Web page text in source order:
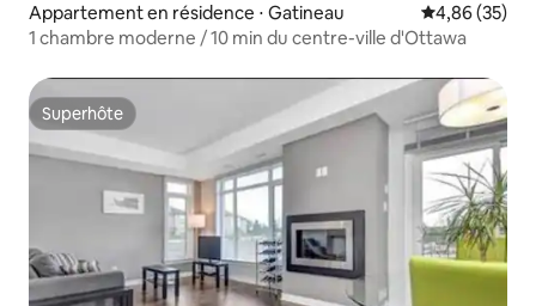
Appartement en résidence ⋅ Gatineau Évaluation
4,86 (35)
1 chambre moderne / 10 min du centre-ville d'Ottawa
Superhôte
Superhôte